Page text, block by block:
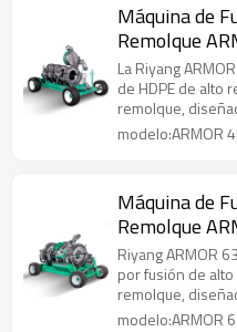
Máquina de
Remolque
(6" IPS - 18"
La Riyang
de HDPE de alto
remolque,
construcción.
modelo:ARMOR
Máquina de
Remolque
(8" IPS - 24"
Riyang ARMOR
por fusión de
remolque,
construcción.
modelo:ARMOR